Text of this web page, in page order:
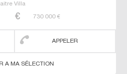
Villa
730 000 €
APPELER
A MA SÉLECTION